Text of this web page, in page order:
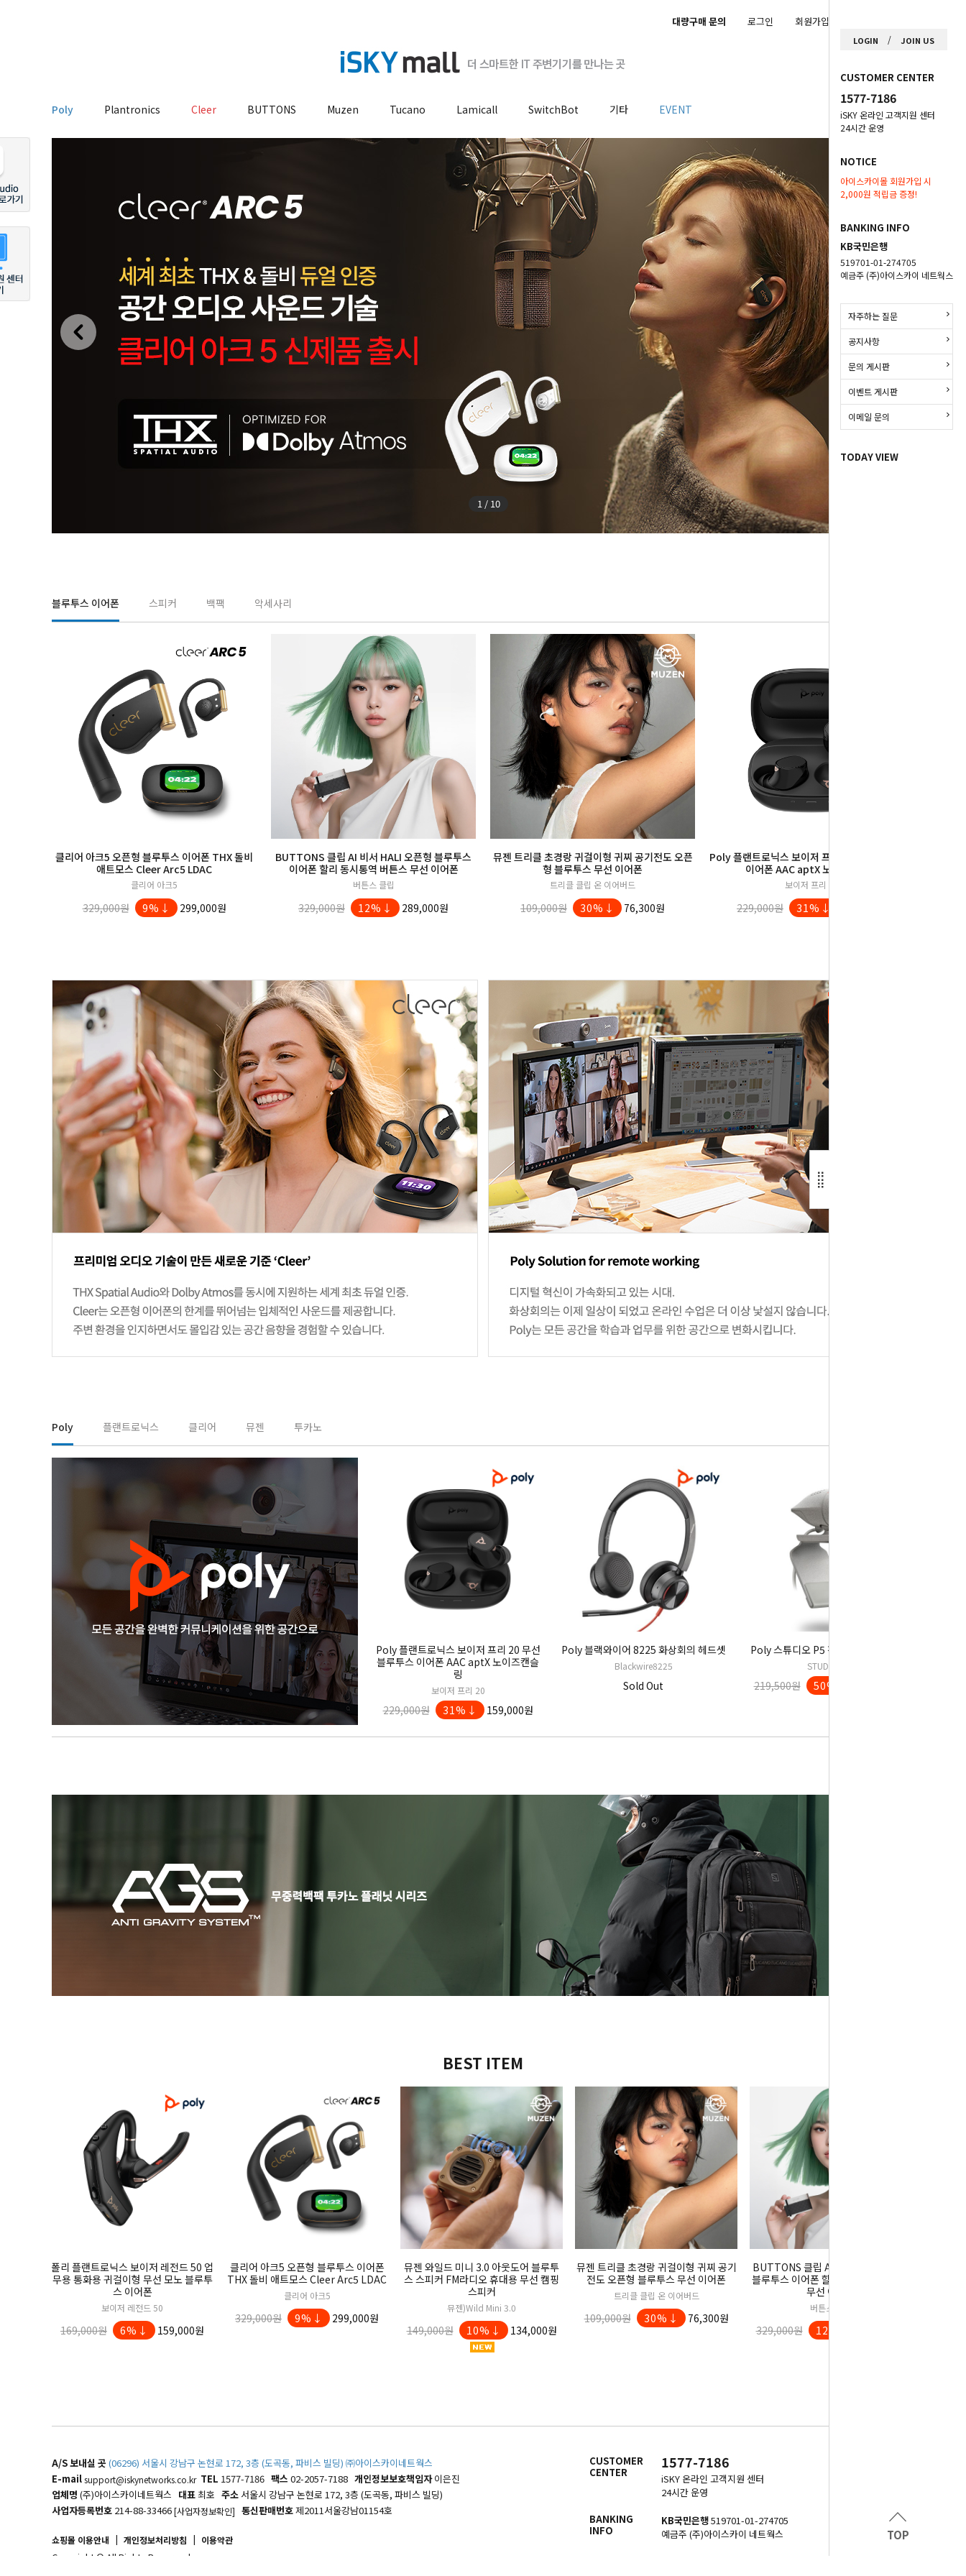
대량구매 문의 로그인 회원가입
Poly Plantronics Cleer BUTTONS Muzen Tucano Lamicall SwitchBot 기타 EVENT
LOGIN / JOIN US
CUSTOMER CENTER
1577-7186
iSKY 온라인 고객지원 센터
24시간 운영
NOTICE
아이스카이몰 회원가입 시
2,000원 적립금 증정!
BANKING INFO
KB국민은행
519701-01-274705
예금주 (주)아이스카이 네트웍스
자주하는 질문
공지사항
문의 게시판
이벤트 게시판
이메일 문의
TODAY VIEW
TOP
1 / 10
블루투스 이어폰 스피커 백팩 악세사리
클리어 아크5 오픈형 블루투스 이어폰 THX 돌비
애트모스 Cleer Arc5 LDAC
클리어 아크5
329,000원 9%↓ 299,000원
BUTTONS 클립 AI 비서 HALI 오픈형 블루투스
이어폰 할리 동시통역 버튼스 무선 이어폰
버튼스 클립
329,000원 12%↓ 289,000원
뮤젠 트리클 초경랑 귀걸이형 귀찌 공기전도 오픈
형 블루투스 무선 이어폰
트리클 클립 온 이어버드
109,000원 30%↓ 76,300원
Poly 플랜트로닉스 보이저 프리 20 무선 블루투스
이어폰 AAC aptX 노이즈캔슬링
보이저 프리 20
229,000원 31%↓
Poly 플랜트로닉스 클리어 뮤젠 투카노
Poly 플랜트로닉스 보이저 프리 20 무선
블루투스 이어폰 AAC aptX 노이즈캔슬
링
보이저 프리 20
229,000원 31%↓ 159,000원
Poly 블랙와이어 8225 화상회의 헤드셋
Blackwire8225
Sold Out
Poly 스튜디오 P5 전문가용 FHD 웹캠
STUDIO P5
219,500원 50%↓
BEST ITEM
폴리 플랜트로닉스 보이저 레전드 50 업
무용 통화용 귀걸이형 무선 모노 블루투
스 이어폰
보이저 레전드 50
169,000원 6%↓ 159,000원
클리어 아크5 오픈형 블루투스 이어폰
THX 돌비 애트모스 Cleer Arc5 LDAC
클리어 아크5
329,000원 9%↓ 299,000원
뮤젠 와일드 미니 3.0 아웃도어 블루투
스 스피커 FM라디오 휴대용 무선 캠핑
스피커
뮤젠)Wild Mini 3.0
149,000원 10%↓ 134,000원
뮤젠 트리클 초경랑 귀걸이형 귀찌 공기
전도 오픈형 블루투스 무선 이어폰
트리클 클립 온 이어버드
109,000원 30%↓ 76,300원
BUTTONS 클립 AI 비서 HALI 오픈형
블루투스 이어폰 할리 동시통역 버튼스
무선 이어폰
버튼스 클립
329,000원 12%↓
A/S 보내실 곳 (06296) 서울시 강남구 논현로 172, 3층 (도곡동, 파비스 빌딩) ㈜아이스카이네트웍스
E-mailsupport@iskynetworks.co.kr TEL 1577-7186 팩스 02-2057-7188 개인정보보호책임자이은진
업체명 (주)아이스카이네트웍스 대표최호 주소 서울시 강남구 논현로 172, 3층 (도곡동, 파비스 빌딩)
사업자등록번호 214-88-33466[사업자정보확인] 통신판매번호제2011서울강남01154호
쇼핑몰 이용안내 | 개인정보처리방침 | 이용약관
Copyright © All Rights Reserved.
CUSTOMER
CENTER
1577-7186
iSKY 온라인 고객지원 센터
24시간 운영
BANKING
INFO
KB국민은행519701-01-274705
예금주 (주)아이스카이 네트웍스